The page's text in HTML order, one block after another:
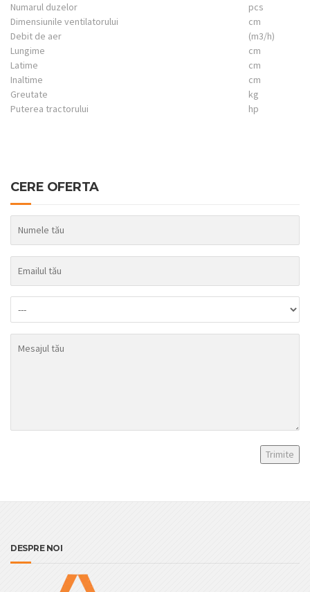
Numarul duzelor
pcs
Dimensiunile ventilatorului
cm
Debit de aer
(m3/h)
Lungime
cm
Latime
cm
Inaltime
cm
Greutate
kg
Puterea tractorului
hp
CERE OFERTA
DESPRE NOI